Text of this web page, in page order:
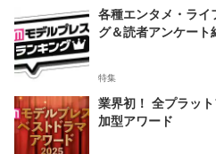
各種エンタメ・ラ
グ＆読者アンケート
特集
業界初！ 全プラッ
加型アワード